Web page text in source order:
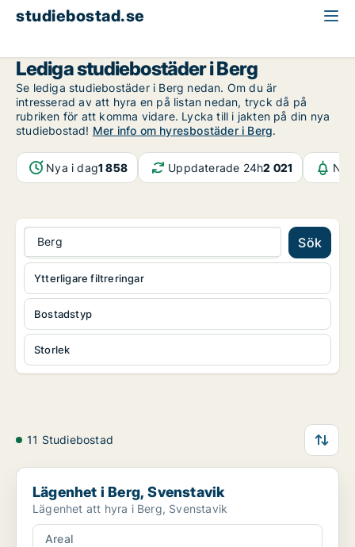
studiebostad.se
Lediga studiebostäder i Berg
Se lediga studiebostäder i Berg nedan. Om du är
intresserad av att hyra en på listan nedan, tryck då på
rubriken för att komma vidare. Lycka till i jakten på din nya
studiebostad! Mer info om hyresbostäder i Berg.
Nya i dag1 858 Uppdaterade 24h2 021
Berg Sök
Bostadstyp
Storlek
Ytterligare filtreringar
11 Studiebostad
Lägenhet i Berg, Svenstavik
Lägenhet i Berg, Svenstavik
Lägenhet att hyra i Berg, Svenstavik
Areal